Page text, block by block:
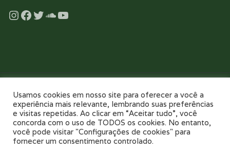
Instagram
Facebook
Twitter
Soundcloud
YouTube
Desenvolvido com essência pela:
Usamos cookies em nosso site para oferecer a você a
experiência mais relevante, lembrando suas preferências
e visitas repetidas. Ao clicar em “Aceitar tudo”, você
concorda com o uso de TODOS os cookies. No entanto,
você pode visitar "Configurações de cookies" para
fornecer um consentimento controlado.